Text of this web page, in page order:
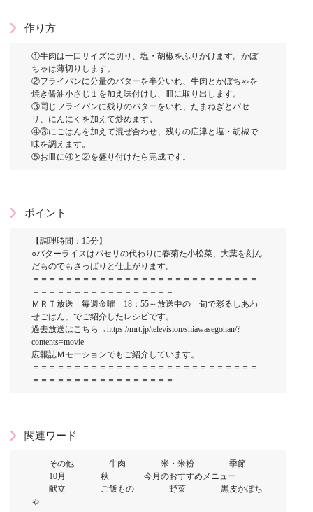
作り方
①牛肉は一口サイズに切り、塩・胡椒をふりかけます。かぼ
ちゃは薄切りします。
②フライパンに分量のバターを半分いれ、牛肉とかぼちゃを
焼き醤油小さじ１を加え味付けし、皿に取り出します。
③同じフライパンに残りのバターをいれ、たまねぎとパセ
リ、にんにくを加えて炒めます。
④③にごはんを加えて混ぜ合わせ、残りの症津と塩・胡椒で
味を調えます。
⑤お皿に④と②を盛り付けたら完成です。
ポイント
【調理時間：15分】
○バターライスはパセリの代わりに春菊た小松菜、大葉を刻ん
だものでもさっぱりと仕上がります。
＝＝＝＝＝＝＝＝＝＝＝＝＝＝＝＝＝＝＝＝＝＝＝＝＝＝＝
＝＝＝＝＝＝＝＝＝＝＝＝＝＝＝＝＝
ＭＲＴ放送 毎週金曜 18：55～放送中の「旬で彩るしあわ
せごはん」でご紹介したレシピです。
過去放送はこちら→https://mrt.jp/television/shiawasegohan/?
contents=movie
広報誌Ｍモーションでもご紹介しています。
＝＝＝＝＝＝＝＝＝＝＝＝＝＝＝＝＝＝＝＝＝＝＝＝＝＝＝
＝＝＝＝＝＝＝＝＝＝＝＝＝＝＝＝＝
関連ワード
その他 牛肉 米・米粉
季節
10月
秋
今月のおすすめメニュー
献立
ご飯もの 野菜
黒皮かぼち
ゃ